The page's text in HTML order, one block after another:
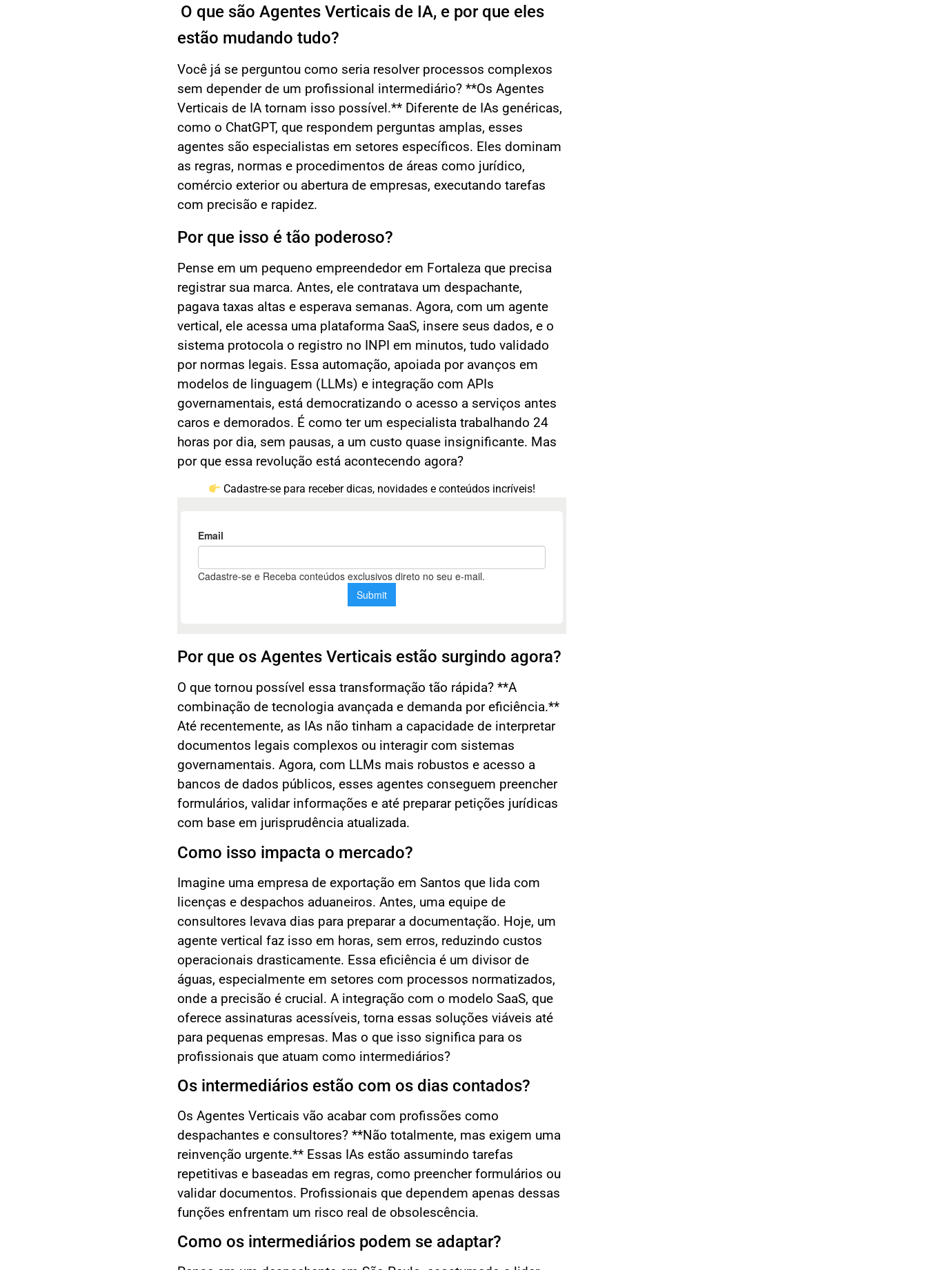
O que são Agentes Verticais de IA, e por que eles
estão mudando tudo?
Você já se perguntou como seria resolver processos complexos
sem depender de um profissional intermediário? **Os Agentes
Verticais de IA tornam isso possível.** Diferente de IAs genéricas,
como o ChatGPT, que respondem perguntas amplas, esses
agentes são especialistas em setores específicos. Eles dominam
as regras, normas e procedimentos de áreas como jurídico,
comércio exterior ou abertura de empresas, executando tarefas
com precisão e rapidez.
Por que isso é tão poderoso?
Pense em um pequeno empreendedor em Fortaleza que precisa
registrar sua marca. Antes, ele contratava um despachante,
pagava taxas altas e esperava semanas. Agora, com um agente
vertical, ele acessa uma plataforma SaaS, insere seus dados, e o
sistema protocola o registro no INPI em minutos, tudo validado
por normas legais. Essa automação, apoiada por avanços em
modelos de linguagem (LLMs) e integração com APIs
governamentais, está democratizando o acesso a serviços antes
caros e demorados. É como ter um especialista trabalhando 24
horas por dia, sem pausas, a um custo quase insignificante. Mas
por que essa revolução está acontecendo agora?
Cadastre-se para receber dicas, novidades e conteúdos incríveis!
Por que os Agentes Verticais estão surgindo agora?
O que tornou possível essa transformação tão rápida? **A
combinação de tecnologia avançada e demanda por eficiência.**
Até recentemente, as IAs não tinham a capacidade de interpretar
documentos legais complexos ou interagir com sistemas
governamentais. Agora, com LLMs mais robustos e acesso a
bancos de dados públicos, esses agentes conseguem preencher
formulários, validar informações e até preparar petições jurídicas
com base em jurisprudência atualizada.
Como isso impacta o mercado?
Imagine uma empresa de exportação em Santos que lida com
licenças e despachos aduaneiros. Antes, uma equipe de
consultores levava dias para preparar a documentação. Hoje, um
agente vertical faz isso em horas, sem erros, reduzindo custos
operacionais drasticamente. Essa eficiência é um divisor de
águas, especialmente em setores com processos normatizados,
onde a precisão é crucial. A integração com o modelo SaaS, que
oferece assinaturas acessíveis, torna essas soluções viáveis até
para pequenas empresas. Mas o que isso significa para os
profissionais que atuam como intermediários?
Os intermediários estão com os dias contados?
Os Agentes Verticais vão acabar com profissões como
despachantes e consultores? **Não totalmente, mas exigem uma
reinvenção urgente.** Essas IAs estão assumindo tarefas
repetitivas e baseadas em regras, como preencher formulários ou
validar documentos. Profissionais que dependem apenas dessas
funções enfrentam um risco real de obsolescência.
Como os intermediários podem se adaptar?